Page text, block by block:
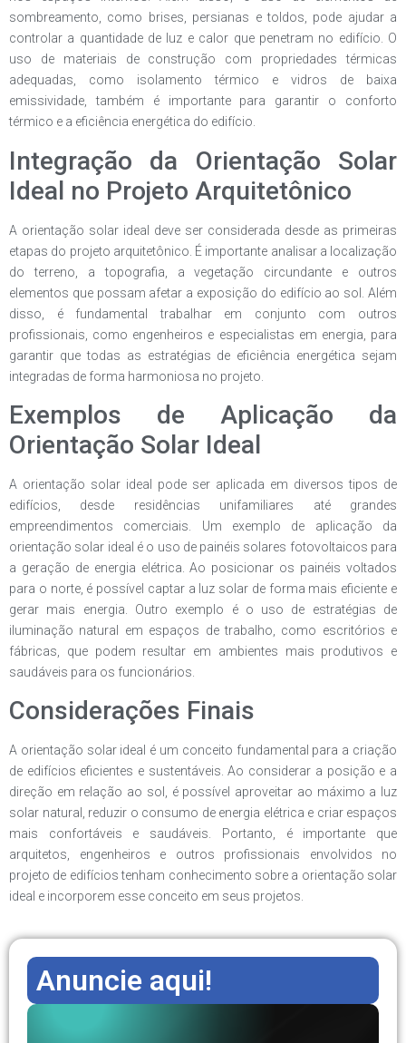
sombreamento, como brises, persianas e toldos, pode ajudar a
controlar a quantidade de luz e calor que penetram no edifício. O
uso de materiais de construção com propriedades térmicas
adequadas, como isolamento térmico e vidros de baixa
emissividade, também é importante para garantir o conforto
térmico e a eficiência energética do edifício.
Integração da Orientação Solar
Ideal no Projeto Arquitetônico
A orientação solar ideal deve ser considerada desde as primeiras
etapas do projeto arquitetônico. É importante analisar a localização
do terreno, a topografia, a vegetação circundante e outros
elementos que possam afetar a exposição do edifício ao sol. Além
disso, é fundamental trabalhar em conjunto com outros
profissionais, como engenheiros e especialistas em energia, para
garantir que todas as estratégias de eficiência energética sejam
integradas de forma harmoniosa no projeto.
Exemplos de Aplicação da
Orientação Solar Ideal
A orientação solar ideal pode ser aplicada em diversos tipos de
edifícios, desde residências unifamiliares até grandes
empreendimentos comerciais. Um exemplo de aplicação da
orientação solar ideal é o uso de painéis solares fotovoltaicos para
a geração de energia elétrica. Ao posicionar os painéis voltados
para o norte, é possível captar a luz solar de forma mais eficiente e
gerar mais energia. Outro exemplo é o uso de estratégias de
iluminação natural em espaços de trabalho, como escritórios e
fábricas, que podem resultar em ambientes mais produtivos e
saudáveis para os funcionários.
Considerações Finais
A orientação solar ideal é um conceito fundamental para a criação
de edifícios eficientes e sustentáveis. Ao considerar a posição e a
direção em relação ao sol, é possível aproveitar ao máximo a luz
solar natural, reduzir o consumo de energia elétrica e criar espaços
mais confortáveis e saudáveis. Portanto, é importante que
arquitetos, engenheiros e outros profissionais envolvidos no
projeto de edifícios tenham conhecimento sobre a orientação solar
ideal e incorporem esse conceito em seus projetos.
Anuncie aqui!